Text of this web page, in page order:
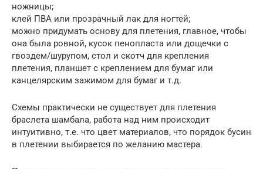
ножницы;
клей ПВА или прозрачный лак для ногтей;
можно придумать основу для плетения, главное, чтобы
она была ровной, кусок пенопласта или дощечки с
гвоздем/шурупом, стол и скотч для крепления
плетения, планшет с креплением для бумаг или
канцелярским зажимом для бумаг и т.д.
Схемы практически не существует для плетения
браслета шамбала, работа над ним происходит
интуитивно, т.е. что цвет материалов, что порядок бусин
в плетении выбирается по желанию мастера.